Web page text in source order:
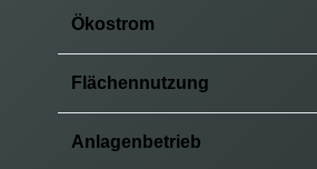
Ökostrom
Flächennutzung
Anlagenbetrieb